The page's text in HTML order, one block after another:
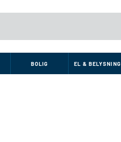
BOLIG EL & BELYSNING